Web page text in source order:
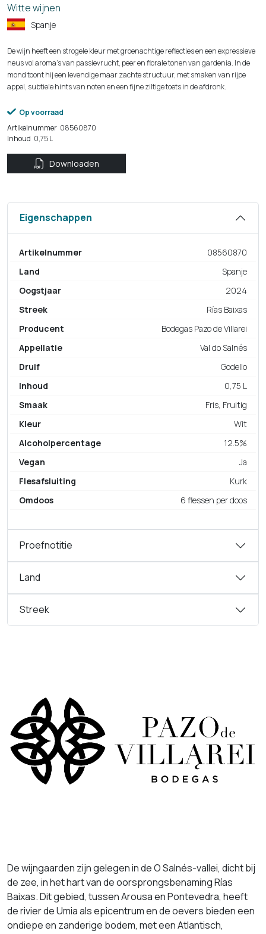
Witte wijnen
Spanje
De wijn heeft een strogele kleur met groenachtige reflecties en een expressieve
neus vol aroma’s van passievrucht, peer en florale tonen van gardenia. In de
mond toont hij een levendige maar zachte structuur, met smaken van rijpe
appel, subtiele hints van noten en een fijne ziltige toets in de afdronk.
Op voorraad
Artikelnummer 08560870
Inhoud 0,75 L
Downloaden
Eigenschappen
Artikelnummer
08560870
Land
Spanje
Oogstjaar
2024
Streek
Rías Baixas
Producent
Bodegas Pazo de Villarei
Appellatie
Val do Salnés
Druif
Godello
Inhoud
0,75 L
Smaak
Fris, Fruitig
Kleur
Wit
Alcoholpercentage
12.5%
Vegan
Ja
Flesafsluiting
Kurk
Omdoos
6 flessen per doos
Proefnotitie
Land
Streek
De wijngaarden zijn gelegen in de O Salnés-vallei, dicht bij
de zee, in het hart van de oorsprongsbenaming Rías
Baixas. Dit gebied, tussen Arousa en Pontevedra, heeft
de rivier de Umia als epicentrum en de oevers bieden een
ondiepe en zanderige bodem, met een Atlantisch,